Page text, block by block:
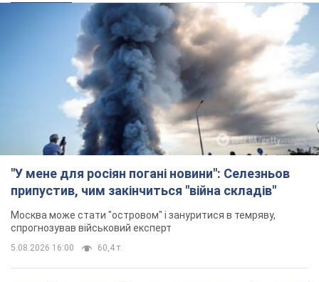
"У мене для росіян погані новини": Селезньов
припустив, чим закінчиться "війна складів"
Москва може стати "островом" і зануритися в темряву,
спрогнозував військовий експерт
5.08.2026 16:00 60,4 т.